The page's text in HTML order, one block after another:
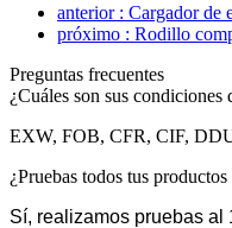
anterior : Cargador de
próximo : Rodillo
Preguntas frecuentes
¿Cuáles son sus condiciones
EXW, FOB, CFR, CIF,
¿Pruebas todos tus
Sí, realizamos pruebas al